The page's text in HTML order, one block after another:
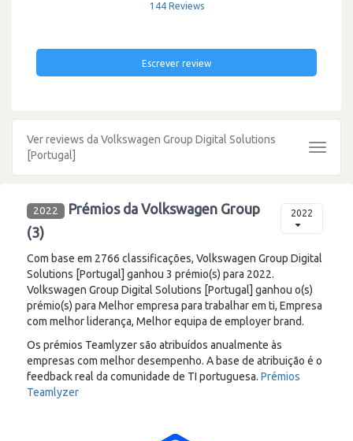
144 Reviews
Escrever review
Ver reviews da Volkswagen Group Digital Solutions
[Portugal]
Toggle
2022
2022
Prémios da Volkswagen Group
(3)
Com base em 2766 classificações, Volkswagen Group Digital
Solutions [Portugal] ganhou 3 prémio(s) para 2022.
Volkswagen Group Digital Solutions [Portugal] ganhou o(s)
prémio(s) para Melhor empresa para trabalhar em ti, Empresa
com melhor liderança, Melhor equipa de employer brand.
Os prémios Teamlyzer são atribuídos anualmente às
empresas com melhor desempenho. A base de atribuição é o
feedback real da comunidade de TI portuguesa. Prémios
Teamlyzer